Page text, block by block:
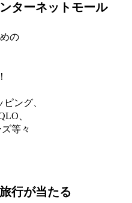
ターネットモール
の
ング、
、
等々
行が当たる